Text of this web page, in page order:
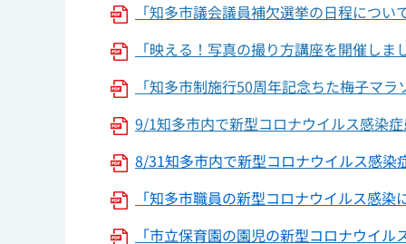
「知多市議会議員補欠選挙の日程につい
「映える！写真の撮り方講座を開催し
「知多市制施行50周年記念ちた梅子マ
9/1知多市内で新型コロナウイルス感染
8/31知多市内で新型コロナウイルス感染
「知多市職員の新型コロナウイルス感
「市立保育園の園児の新型コロナウイ